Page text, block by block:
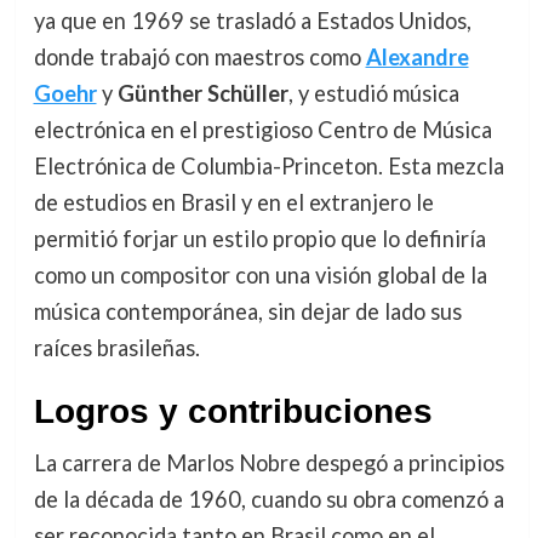
ya que en 1969 se trasladó a Estados Unidos,
donde trabajó con maestros comoAlexandre
Goehry Günther Schüller, y estudió música
electrónica en el prestigioso Centro de Música
Electrónica de Columbia-Princeton. Esta mezcla
de estudios en Brasil y en el extranjero le
permitió forjar un estilo propio que lo definiría
como un compositor con una visión global de la
música contemporánea, sin dejar de lado sus
raíces brasileñas.
Logros y contribuciones
La carrera de Marlos Nobre despegó a principios
de la década de 1960, cuando su obra comenzó a